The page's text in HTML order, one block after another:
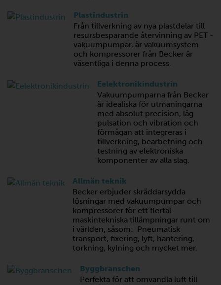
Plastindustrin
Från tillverkning av nya plastdelar till
resursbesparande återvinning av PET -
vakuumpumpar, är vakuumsystem
och kompressorer från Becker är
väsentliga i denna process.
Eelektronikindustrin
Vakuumpumparna från Becker
är idealiska för utmaningarna
med absolut precision, låg
pulsation och vibration och
förmågan att integreras i
tillverkning, bearbetning och
testning av elektroniska
komponenter av alla slag.
Allmän teknik
Becker erbjuder skräddarsydda
lösningar med vakuumpumpar och
kompressorer för ett flertal
maskintekniska tillämpningar runt om
i världen, såsom: Pneumatisk
transport, fixering, lyft, hantering,
torkning, kylning och mycket mer.
Byggbranschen
Perfekta för att omvandla luft till